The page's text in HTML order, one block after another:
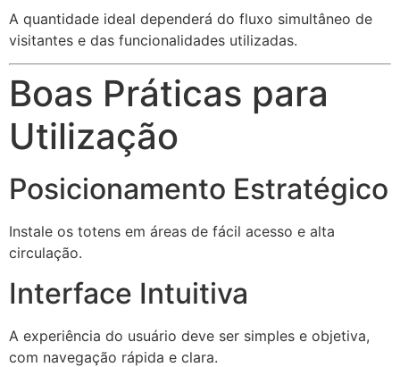
A quantidade ideal dependerá do fluxo simultâneo de
visitantes e das funcionalidades utilizadas.
Boas Práticas para
Utilização
Posicionamento Estratégico
Instale os totens em áreas de fácil acesso e alta
circulação.
Interface Intuitiva
A experiência do usuário deve ser simples e objetiva,
com navegação rápida e clara.